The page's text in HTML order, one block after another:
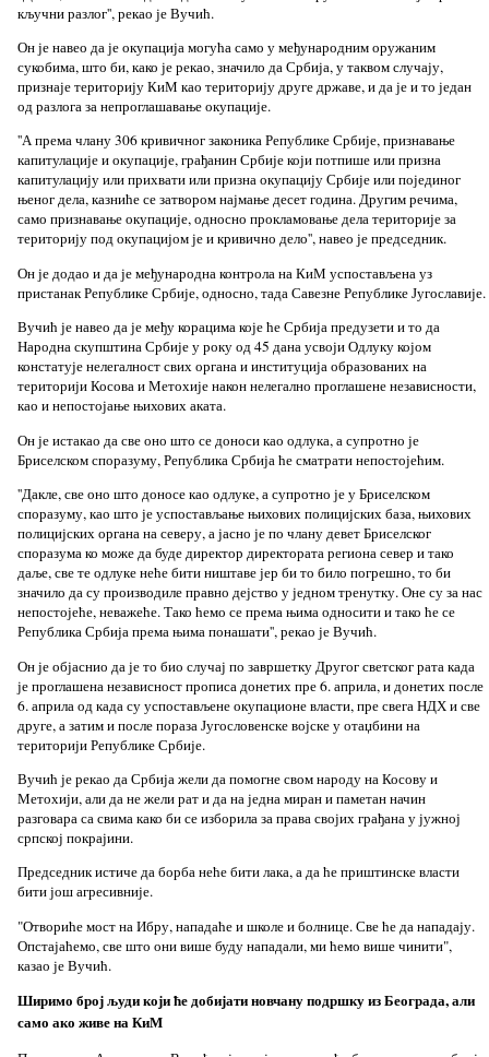
кључни разлог'', рекао је Вучић.
Он је навео да је окупација могућа само у међународним оружаним
сукобима, што би, како је рекао, значило да Србија, у таквом случају,
признаје територију КиМ као територију друге државе, и да је и то један
од разлога за непроглашавање окупације.
''А према члану 306 кривичног законика Републике Србије, признавање
капитулације и окупације, грађанин Србије који потпише или призна
капитулацију или прихвати или призна окупацију Србије или појединог
њеног дела, казниће се затвором најмање десет година. Другим речима,
само признавање окупације, односно прокламовање дела територије за
територију под окупацијом је и кривично дело'', навео је председник.
Он је додао и да је међународна контрола на КиМ успостављена уз
пристанак Републике Србије, односно, тада Савезне Републике Југославије.
Вучић је навео да је међу корацима које ће Србија предузети и то да
Народна скупштина Србије у року од 45 дана усвоји Одлуку којом
констатује нелегалност свих органа и институција образованих на
територији Косова и Метохије након нелегално проглашене независности,
као и непостојање њихових аката.
Он је истакао да све оно што се доноси као одлука, а супротно је
Бриселском споразуму, Република Србија ће сматрати непостојећим.
''Дакле, све оно што доносе као одлуке, а супротно је у Бриселском
споразуму, као што је успостављање њихових полицијских база, њихових
полицијских органа на северу, а јасно је по члану девет Бриселског
споразума ко може да буде директор директората региона север и тако
даље, све те одлуке неће бити ништаве јер би то било погрешно, то би
значило да су производиле правно дејство у једном тренутку. Оне су за нас
непостојеће, неважеће. Тако ћемо се према њима односити и тако ће се
Република Србија према њима понашати'', рекао је Вучић.
Он је објаснио да је то био случај по завршетку Другог светског рата када
је проглашена независност прописа донетих пре 6. априла, и донетих после
6. априла од када су успостављене окупационе власти, пре свега НДХ и све
друге, а затим и после пораза Југословенске војске у отаџбини на
територији Републике Србије.
Вучић је рекао да Србија жели да помогне свом народу на Косову и
Метохији, али да не жели рат и да на једна миран и паметан начин
разговара са свима како би се изборила за права својих грађана у јужној
српској покрајини.
Председник истиче да борба неће бити лака, а да ће приштинске власти
бити још агресивније.
"Отвориће мост на Ибру, нападаће и школе и болнице. Све ће да нападају.
Опстајаћемо, све што они више буду нападали, ми ћемо више чинити",
казао је Вучић.
Ширимо број људи који ће добијати новчану подршку из Београда, али
само ако живе на КиМ